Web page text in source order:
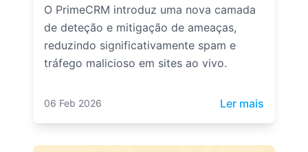
O PrimeCRM introduz uma nova camada
de deteção e mitigação de ameaças,
reduzindo significativamente spam e
tráfego malicioso em sites ao vivo.
06 Feb 2026 Ler mais